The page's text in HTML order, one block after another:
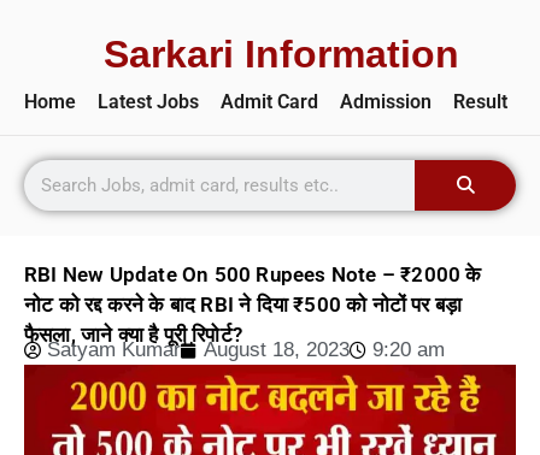
Sarkari Information
Home Latest Jobs Admit Card Admission Result
RBI New Update On 500 Rupees Note – ₹2000 के
नोट को रद्द करने के बाद RBI ने दिया ₹500 को नोटों पर बड़ा
फैसला, जाने क्या है पूरी रिपोर्ट?
Satyam Kumar August 18, 2023 9:20 am